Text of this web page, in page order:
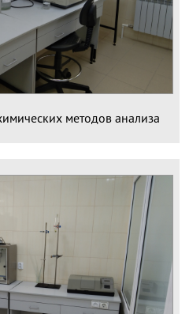
методов анализа